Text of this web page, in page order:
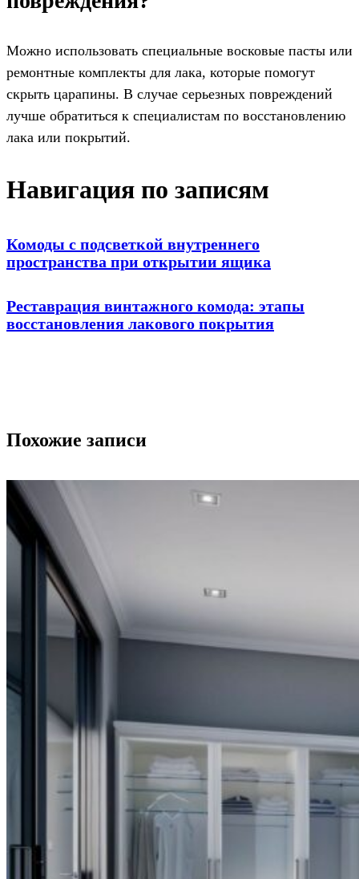
Можно использовать специальные восковые пасты или
ремонтные комплекты для лака, которые помогут
скрыть царапины. В случае серьезных повреждений
лучше обратиться к специалистам по восстановлению
лака или покрытий.
Навигация по записям
Комоды с подсветкой внутреннего
пространства при открытии ящика
Реставрация винтажного комода: этапы
восстановления лакового покрытия
Похожие записи